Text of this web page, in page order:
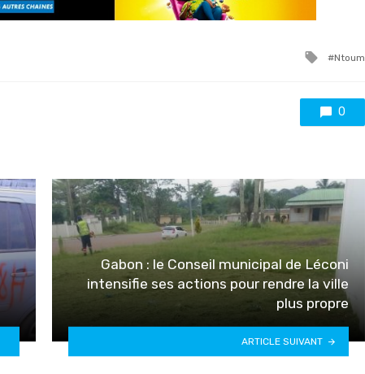
Tagged
Ntoum
0
Gabon : le Conseil municipal de Léconi
intensifie ses actions pour rendre la ville
plus propre
ARTICLE SUIVANT